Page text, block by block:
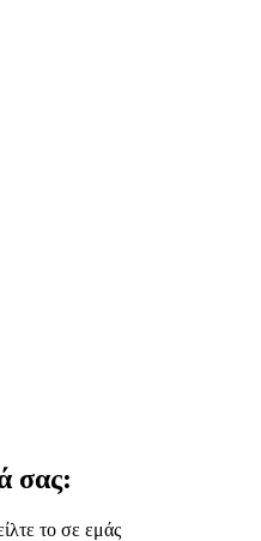
σας:
το σε εμάς